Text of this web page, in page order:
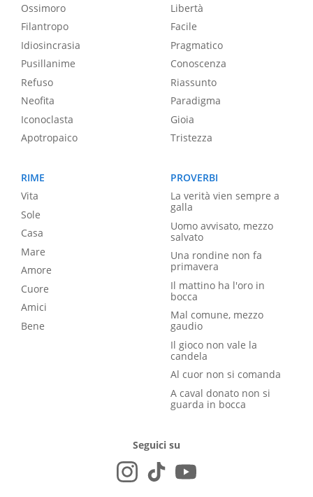
Ossimoro
Filantropo
Idiosincrasia
Pusillanime
Refuso
Neofita
Iconoclasta
Apotropaico
Libertà
Facile
Pragmatico
Conoscenza
Riassunto
Paradigma
Gioia
Tristezza
RIME
Vita
Sole
Casa
Mare
Amore
Cuore
Amici
Bene
PROVERBI
La verità vien sempre a
galla
Uomo avvisato, mezzo
salvato
Una rondine non fa
primavera
Il mattino ha l'oro in
bocca
Mal comune, mezzo
gaudio
Il gioco non vale la
candela
Al cuor non si comanda
A caval donato non si
guarda in bocca
Seguici su